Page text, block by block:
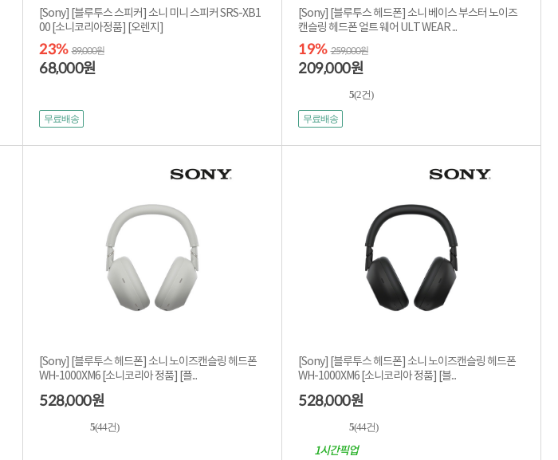
[Sony] [블루투스 스피커] 소니 미니 스피커 SRS-XB1
00 [소니코리아정품] [오렌지]
23% 89,000원
68,000원
무료배송
[Sony] [블루투스 헤드폰] 소니 베이스 부스터 노이즈
캔슬링 헤드폰 얼트 웨어 ULT WEAR ...
19% 259,000원
209,000원
5(2건)
무료배송
[Sony] [블루투스 헤드폰] 소니 노이즈캔슬링 헤드폰
WH-1000XM6 [소니코리아 정품] [플...
528,000원
5(44건)
[Sony] [블루투스 헤드폰] 소니 노이즈캔슬링 헤드폰
WH-1000XM6 [소니코리아 정품] [블...
528,000원
5(44건)
1시간픽업